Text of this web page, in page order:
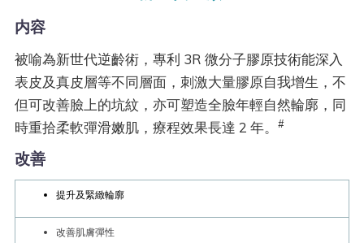
内容
被喻為新世代逆齡術，專利 3R 微分子膠原技術能深入
表皮及真皮層等不同層面，刺激大量膠原自我增生，不
但可改善臉上的坑紋，亦可塑造全臉年輕自然輪廓，同
時重拾柔軟彈滑嫩肌，療程效果長達 2 年。
#
改善
提升及緊緻輪廓
改善肌膚彈性